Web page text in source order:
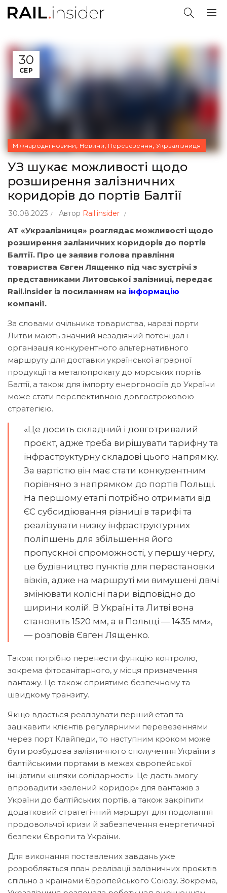
30
СЕР
Міжнародні новини, Новини, Перевезення, Укрзалізниця
УЗ шукає можливості щодо
розширення залізничних
коридорів до портів Балтії
30.08.2023 Автор Rail.insider
АТ «Укрзалізниця» розглядає можливості щодо
розширення залізничних коридорів до портів
Балтії. Про це заявив голова правління
товариства Євген Лященко під час зустрічі з
представниками Литовської залізниці, передає
Rail.insider із посиланням на інформацію
компанії.
За словами очільника товариства, наразі порти
Литви мають значний незадіяний потенціал і
організація конкурентного альтернативного
маршруту для доставки української аграрної
продукції та металопрокату до морських портів
Балтії, а також для імпорту енергоносіїв до України
може стати перспективною довгостроковою
стратегією.
«Це досить складний і довготривалий
проєкт, адже треба вирішувати тарифну та
інфраструктурну складові цього напрямку.
За вартістю він має стати конкурентним
порівняно з напрямком до портів Польщі.
На першому етапі потрібно отримати від
ЄС субсидіювання різниці в тарифі та
реалізувати низку інфраструктурних
поліпшень для збільшення його
пропускної спроможності, у першу чергу,
це будівництво пунктів для перестановки
візків, адже на маршруті ми вимушені двічі
змінювати колісні пари відповідно до
ширини колій. В Україні та Литві вона
становить 1520 мм, а в Польщі — 1435 мм»,
— розповів Євген Лященко.
Також потрібно перенести функцію контролю,
зокрема фітосанітарного, у місця призначення
вантажу. Це також сприятиме безпечному та
швидкому транзиту.
Якщо вдасться реалізувати перший етап та
зацікавити клієнтів регулярними перевезеннями
через порт Клайпеди, то наступним кроком може
бути розбудова залізничного сполучення України з
балтійськими портами в межах європейської
ініціативи «шляхи солідарності». Це дасть змогу
впровадити «зелений коридор» для вантажів з
України до балтійських портів, а також закріпити
додатковий стратегічний маршрут для подолання
продовольчої кризи й забезпечення енергетичної
безпеки Європи та України.
Для виконання поставлених завдань уже
розробляється план реалізації залізничних проєктів
спільно з країнами Європейського Союзу. Зокрема,